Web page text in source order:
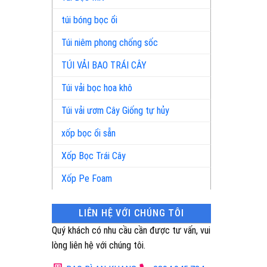
túi bóng bọc ổi
Túi niêm phong chống sốc
TÚI VẢI BAO TRÁI CÂY
Túi vải bọc hoa khô
Túi vải ươm Cây Giống tự hủy
xốp bọc ổi sẵn
Xốp Bọc Trái Cây
Xốp Pe Foam
LIÊN HỆ VỚI CHÚNG TÔI
Quý khách có nhu cầu cần được tư vấn, vui
lòng liên hệ với chúng tôi.